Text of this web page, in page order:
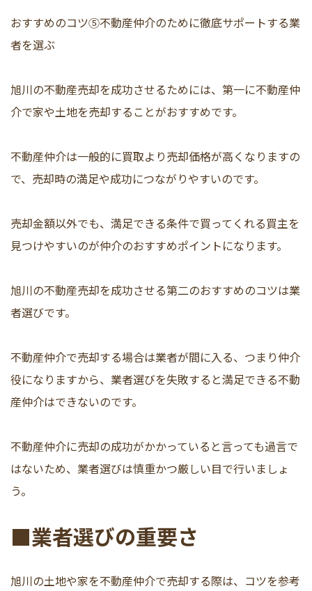
おすすめのコツ⑤不動産仲介のために徹底サポートする業
者を選ぶ
旭川の不動産売却を成功させるためには、第一に不動産仲
介で家や土地を売却することがおすすめです。
不動産仲介は一般的に買取より売却価格が高くなりますの
で、売却時の満足や成功につながりやすいのです。
売却金額以外でも、満足できる条件で買ってくれる買主を
見つけやすいのが仲介のおすすめポイントになります。
旭川の不動産売却を成功させる第二のおすすめのコツは業
者選びです。
不動産仲介で売却する場合は業者が間に入る、つまり仲介
役になりますから、業者選びを失敗すると満足できる不動
産仲介はできないのです。
不動産仲介に売却の成功がかかっていると言っても過言で
はないため、業者選びは慎重かつ厳しい目で行いましょ
う。
■業者選びの重要さ
旭川の土地や家を不動産仲介で売却する際は、コツを参考